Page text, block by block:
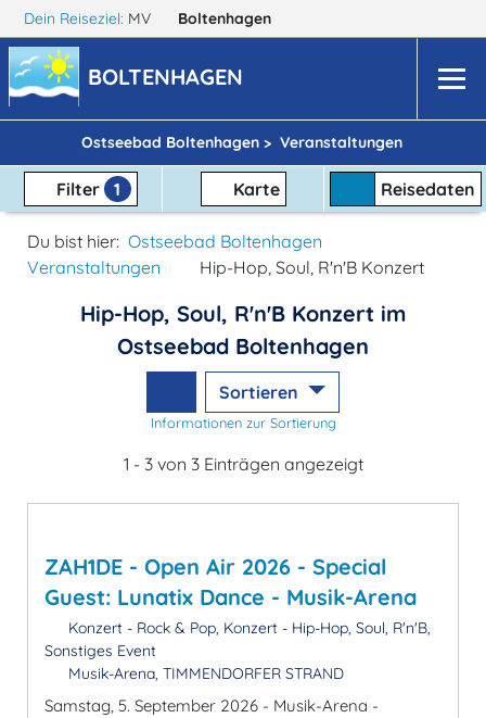
Dein Reiseziel: MV Boltenhagen
BOLTENHAGEN
Ostseebad Boltenhagen > Veranstaltungen
Filter 1 Karte Reisedaten
Du bist hier: Ostseebad Boltenhagen
Veranstaltungen
Hip-Hop, Soul, R'n'B Konzert
Hip-Hop, Soul, R'n'B Konzert im
Ostseebad Boltenhagen
Sortieren
Informationen zur Sortierung
1 - 3 von 3 Einträgen angezeigt
ZAH1DE - Open Air 2026 - Special
Guest: Lunatix Dance - Musik-Arena
Konzert - Rock & Pop, Konzert - Hip-Hop, Soul, R'n'B,
Sonstiges Event
Musik-Arena, TIMMENDORFER STRAND
Samstag, 5. September 2026 - Musik-Arena -